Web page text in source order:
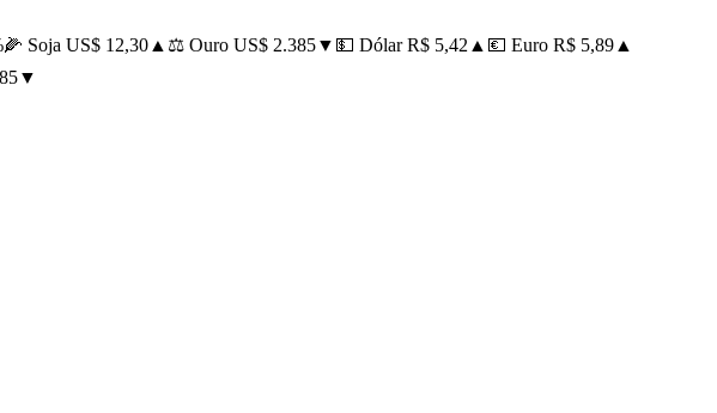
Soja US$ 12,30▲⚖️ Ouro US$ 2.385▼💵 Dólar R$ 5,42▲💶 Euro R$ 5,89▲
▼